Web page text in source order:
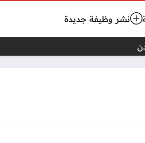
نشر وظيفة جديدة